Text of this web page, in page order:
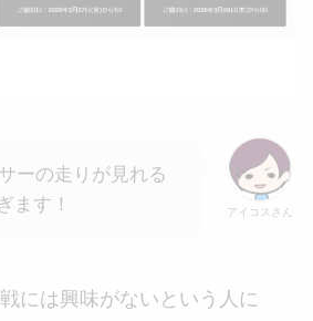
アイコスさん
ーの走りが見れる
ます！
には興味がないという人に